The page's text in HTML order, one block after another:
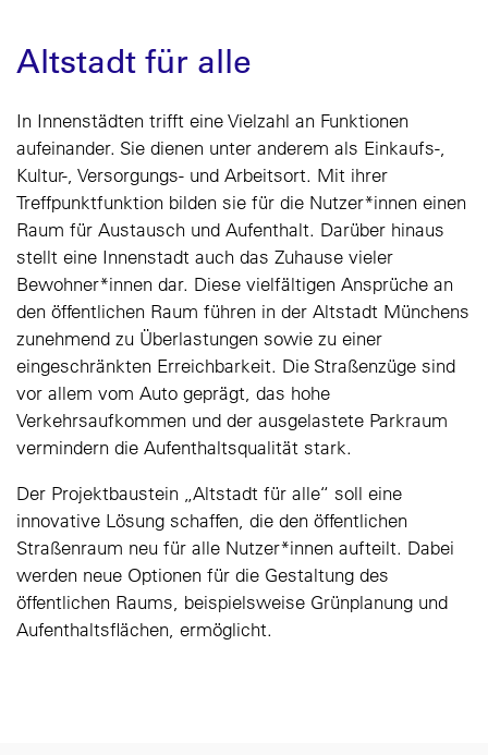
Altstadt für alle
In Innenstädten trifft eine Vielzahl an Funktionen
aufeinander. Sie dienen unter anderem als Einkaufs-,
Kultur-, Versorgungs- und Arbeitsort. Mit ihrer
Treffpunktfunktion bilden sie für die Nutzer*innen einen
Raum für Austausch und Aufenthalt. Darüber hinaus
stellt eine Innenstadt auch das Zuhause vieler
Bewohner*innen dar. Diese vielfältigen Ansprüche an
den öffentlichen Raum führen in der Altstadt Münchens
zunehmend zu Überlastungen sowie zu einer
eingeschränkten Erreichbarkeit. Die Straßenzüge sind
vor allem vom Auto geprägt, das hohe
Verkehrsaufkommen und der ausgelastete Parkraum
vermindern die Aufenthaltsqualität stark.
Der Projektbaustein „Altstadt für alle“ soll eine
innovative Lösung schaffen, die den öffentlichen
Straßenraum neu für alle Nutzer*innen aufteilt. Dabei
werden neue Optionen für die Gestaltung des
öffentlichen Raums, beispielsweise Grünplanung und
Aufenthaltsflächen, ermöglicht.